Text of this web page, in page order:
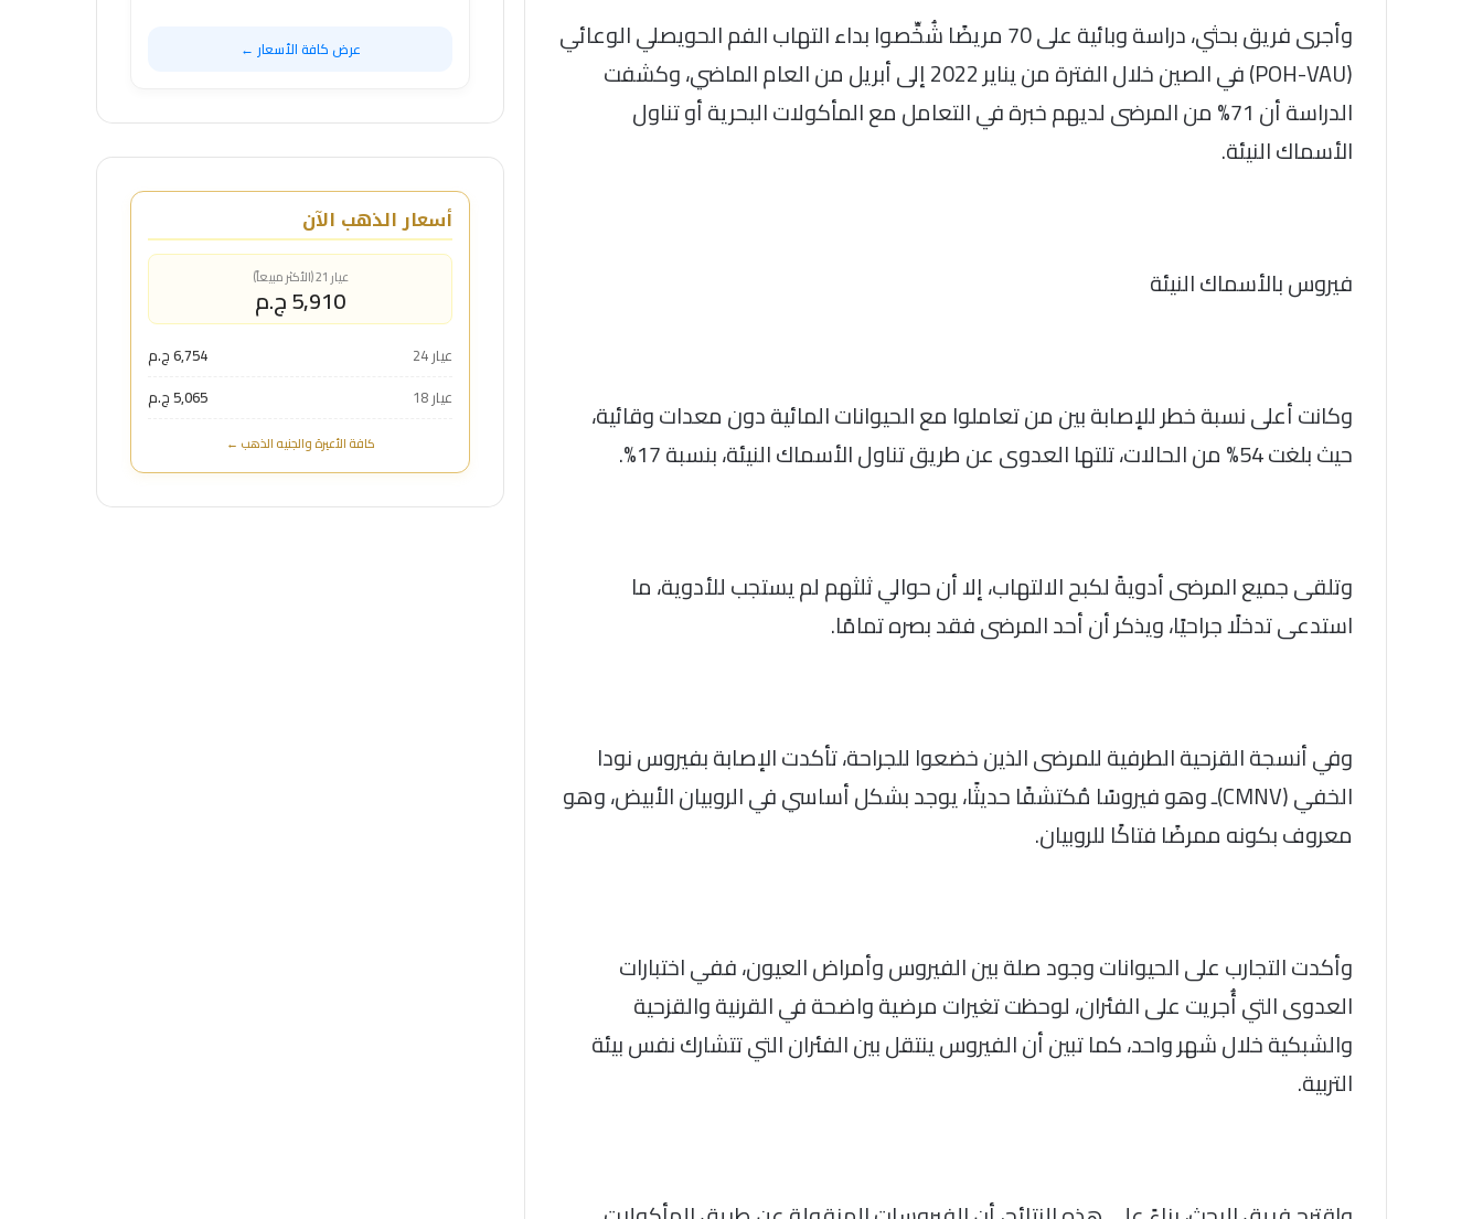
وأجرى فريق بحثي، دراسة وبائية على 70 مريضًا شُخِّصوا بداء التهاب الفم الحويصلي الوعائي
(POH-VAU) في الصين خلال الفترة من يناير 2022 إلى أبريل من العام الماضي، وكشفت
الدراسة أن 71% من المرضى لديهم خبرة في التعامل مع المأكولات البحرية أو تناول
الأسماك النيئة.
فيروس بالأسماك النيئة
وكانت أعلى نسبة خطر للإصابة بين من تعاملوا مع الحيوانات المائية دون معدات وقائية،
حيث بلغت 54% من الحالات، تلتها العدوى عن طريق تناول الأسماك النيئة، بنسبة 17%.
وتلقى جميع المرضى أدويةً لكبح الالتهاب، إلا أن حوالي ثلثهم لم يستجب للأدوية، ما
استدعى تدخلًا جراحيًا، ويذكر أن أحد المرضى فقد بصره تمامًا.
وفي أنسجة القزحية الطرفية للمرضى الذين خضعوا للجراحة، تأكدت الإصابة بفيروس نودا
الخفي (CMNV)ـ وهو فيروسًا مُكتشفًا حديثًا، يوجد بشكل أساسي في الروبيان الأبيض، وهو
معروف بكونه ممرضًا فتاكًا للروبيان.
وأكدت التجارب على الحيوانات وجود صلة بين الفيروس وأمراض العيون، ففي اختبارات
العدوى التي أُجريت على الفئران، لوحظت تغيرات مرضية واضحة في القرنية والقزحية
والشبكية خلال شهر واحد، كما تبين أن الفيروس ينتقل بين الفئران التي تتشارك نفس بيئة
التربية.
عرض كافة الأسعار ←
أسعار الذهب الآن
عيار 21 (الأكثر مبيعاً)
5,910 ج.م
عيار 24
6,754 ج.م
عيار 18
5,065 ج.م
كافة الأعيرة والجنيه الذهب ←